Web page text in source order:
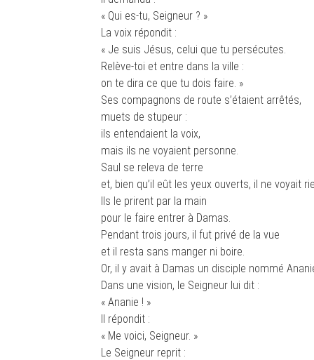
« Qui es-tu, Seigneur ? »
La voix répondit :
« Je suis Jésus, celui que tu persécutes.
Relève-toi et entre dans la ville :
on te dira ce que tu dois faire. »
Ses compagnons de route s’étaient arrêtés,
muets de stupeur :
ils entendaient la voix,
mais ils ne voyaient personne.
Saul se releva de terre
et, bien qu’il eût les yeux ouverts, il ne voyait
Ils le prirent par la main
pour le faire entrer à Damas.
Pendant trois jours, il fut privé de la vue
et il resta sans manger ni boire.
Or, il y avait à Damas un disciple nommé
Dans une vision, le Seigneur lui dit :
« Ananie ! »
Il répondit :
« Me voici, Seigneur. »
Le Seigneur reprit :